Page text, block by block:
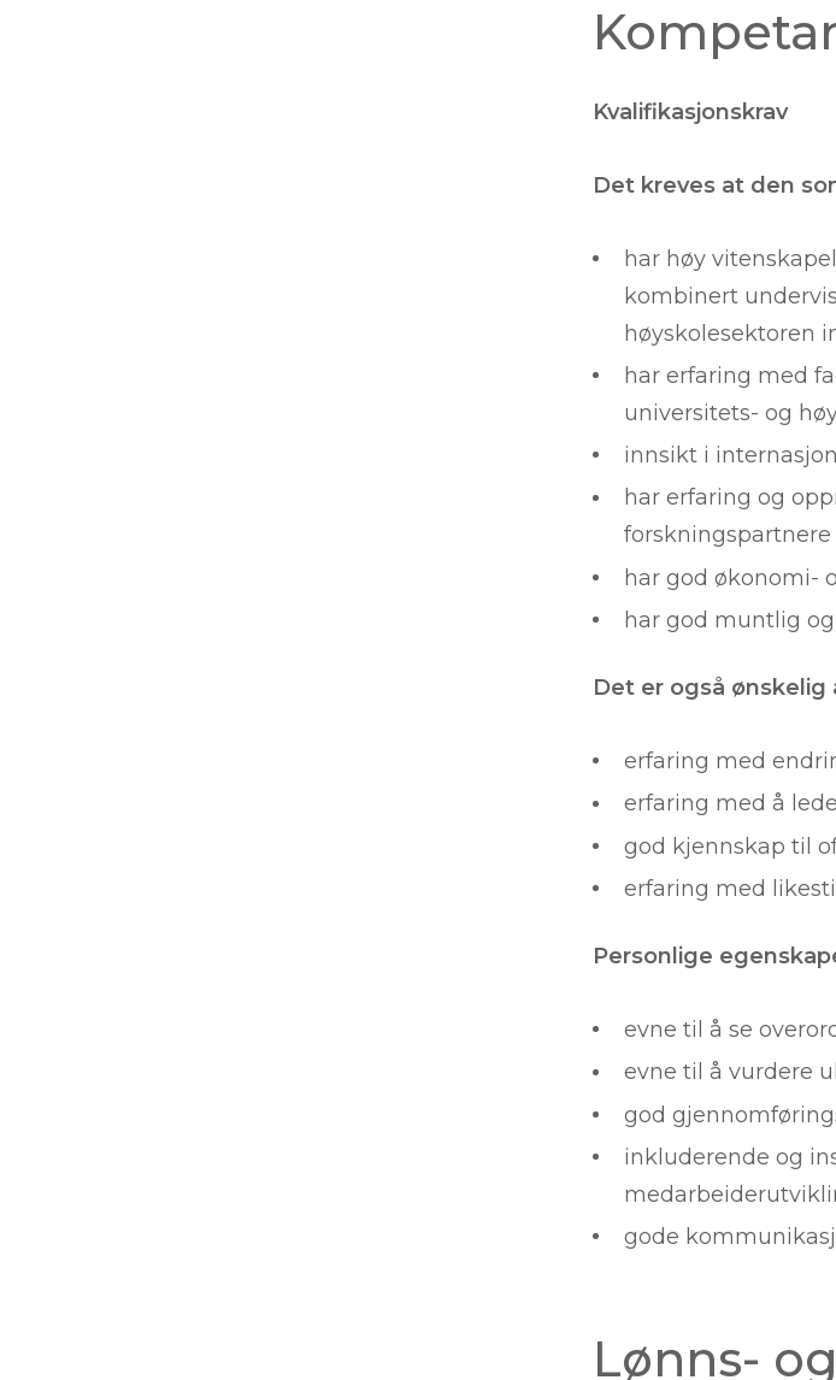
Kvalifikasjonskrav
Det kreves at den
har høy
kombinert
høyskolesektoren
har erfaring med
universitets- og
innsikt i
har erfaring og
forskningspartnere
har god økonomi-
har god muntlig
Det er også
erfaring med
erfaring med å
god kjennskap til
erfaring med
Personlige
evne til å se
evne til å vurdere
god
inkluderende og
gode
Lønns-